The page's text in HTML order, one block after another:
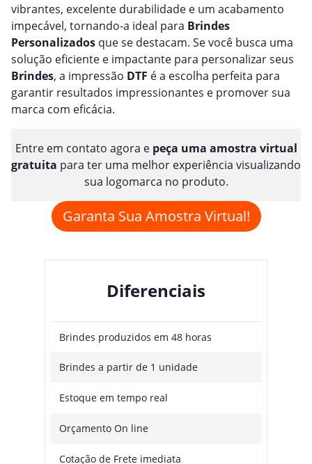
vibrantes, excelente durabilidade e um acabamento
impecável, tornando-a ideal para Brindes
Personalizados que se destacam. Se você busca uma
solução eficiente e impactante para personalizar seus
Brindes, a impressão DTF é a escolha perfeita para
garantir resultados impressionantes e promover sua
marca com eficácia.
Entre em contato agora e peça uma amostra virtual
gratuita para ter uma melhor experiência visualizando
sua logomarca no produto.
Garanta Sua Amostra Virtual!
Diferenciais
Brindes produzidos em 48 horas
Brindes a partir de 1 unidade
Estoque em tempo real
Orçamento On line
Cotação de Frete imediata